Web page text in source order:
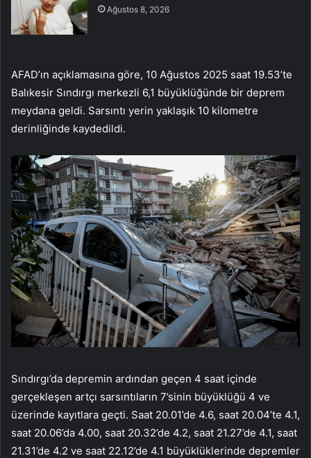
Ağustos 8, 2026
AFAD’ın açıklamasına göre, 10 Ağustos 2025 saat 19.53’te
Balıkesir Sındırgı merkezli 6,1 büyüklüğünde bir deprem
meydana geldi. Sarsıntı yerin yaklaşık 10 kilometre
derinliğinde kaydedildi.
Sındırgı’da depremin ardından geçen 4 saat içinde
gerçekleşen artçı sarsıntıların 7’sinin büyüklüğü 4 ve
üzerinde kayıtlara geçti. Saat 20.01’de 4.6, saat 20.04’te 4.1,
saat 20.06’da 4.00, saat 20.32’de 4.2, saat 21.27’de 4.1, saat
21.31’de 4.2 ve saat 22.12’de 4.1 büyüklüklerinde depremler